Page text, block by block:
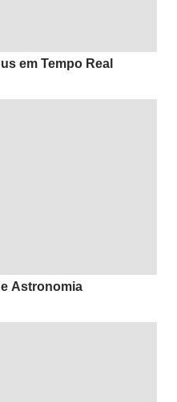
em Tempo Real
Astronomia